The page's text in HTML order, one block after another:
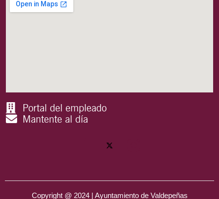
Portal del empleado
Mantente al día
Copyright @ 2024 | Ayuntamiento de Valdepeñas